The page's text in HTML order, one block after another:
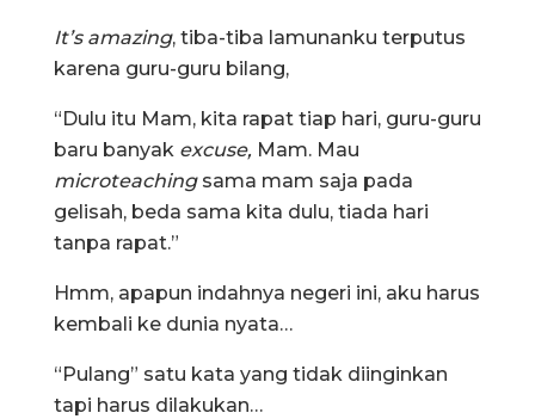
It’s amazing, tiba-tiba lamunanku terputus
karena guru-guru bilang,
“Dulu itu Mam, kita rapat tiap hari, guru-guru
baru banyak excuse, Mam. Mau
microteachingsama mam saja pada
gelisah, beda sama kita dulu, tiada hari
tanpa rapat.”
Hmm, apapun indahnya negeri ini, aku harus
kembali ke dunia nyata…
“Pulang” satu kata yang tidak diinginkan
tapi harus dilakukan…